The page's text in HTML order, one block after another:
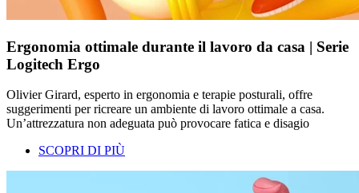
Ergonomia ottimale durante il lavoro da casa | Serie
Logitech Ergo
Olivier Girard, esperto in ergonomia e terapie posturali, offre
suggerimenti per ricreare un ambiente di lavoro ottimale a casa.
Un’attrezzatura non adeguata può provocare fatica e disagio
SCOPRI DI PIÙ